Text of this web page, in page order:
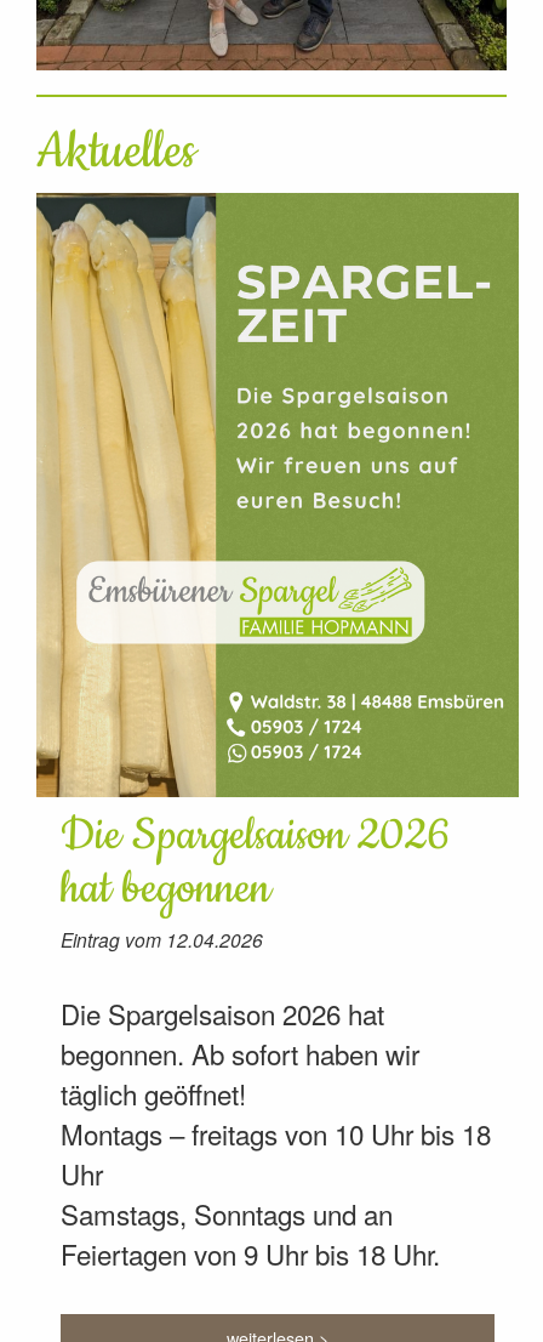
Aktuelles
Die Spargelsaison 2026
hat begonnen
Eintrag vom 12.04.2026
Die Spargelsaison 2026 hat
begonnen. Ab sofort haben wir
täglich geöffnet!
Montags – freitags von 10 Uhr bis 18
Uhr
Samstags, Sonntags und an
Feiertagen von 9 Uhr bis 18 Uhr.